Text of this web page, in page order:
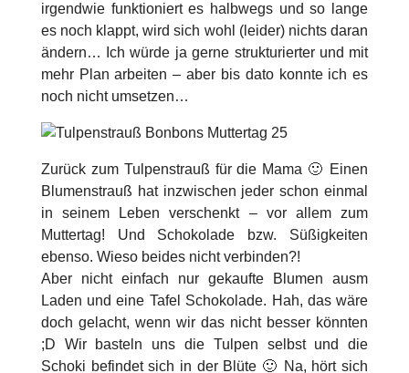
irgendwie funktioniert es halbwegs und so lange
es noch klappt, wird sich wohl (leider) nichts daran
ändern… Ich würde ja gerne strukturierter und mit
mehr Plan arbeiten – aber bis dato konnte ich es
noch nicht umsetzen…
Zurück zum Tulpenstrauß für die Mama 🙂 Einen
Blumenstrauß hat inzwischen jeder schon einmal
in seinem Leben verschenkt – vor allem zum
Muttertag! Und Schokolade bzw. Süßigkeiten
ebenso. Wieso beides nicht verbinden?!
Aber nicht einfach nur gekaufte Blumen ausm
Laden und eine Tafel Schokolade. Hah, das wäre
doch gelacht, wenn wir das nicht besser könnten
;D Wir basteln uns die Tulpen selbst und die
Schoki befindet sich in der Blüte 🙂 Na, hört sich